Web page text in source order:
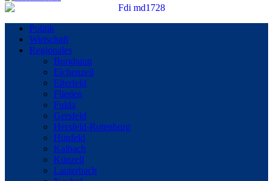
Politik
Wirtschaft
Regionales
Burghaun
Eichenzell
Eiterfeld
Flieden
Fulda
Gersfeld
Hersfeld-Rotenburg
Hünfeld
Kalbach
Künzell
Lauterbach